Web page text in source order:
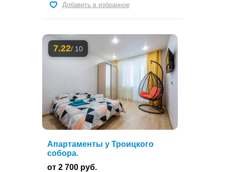
Добавить в избранное
7.22/ 10
Апартаменты у Троицкого
собора.
от 2 700 руб.